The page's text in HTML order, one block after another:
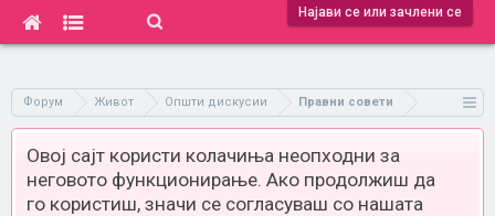
Најави се или зачлени се
Форум Живот Општи дискусии Правни совети
Овој сајт користи колачиња неопходни за
неговото функционирање. Ако продолжиш да
го користиш, значи се согласуваш со нашата